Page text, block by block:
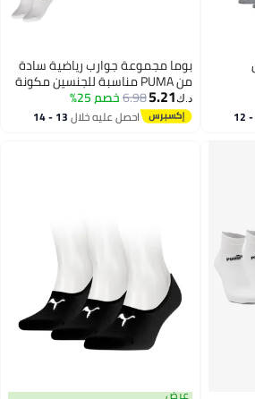
11 - 12
بوما مجموعة جوارب رياضية سادة
من PUMA مناسبة للجنسين مكونة
من 4 قطع
د.ك‏5.21
6.98خصم 25%
احصل عليه خلال 13 - 14
اغسطس